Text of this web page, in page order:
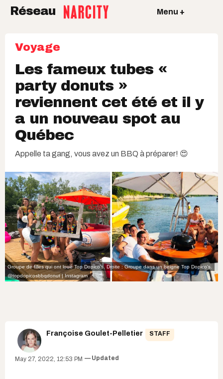
Réseau Menu +
Voyage
Les fameux tubes «
party donuts »
reviennent cet été et il y
a un nouveau spot au
Québec
Appelle ta gang, vous avez un BBQ à préparer! 😍
Groupe de filles qui ont loué Top Dopico's. Droite : Groupe dans un beigne Top Dopico's.
@topdopicosbbqdonut | Instagram
Françoise Goulet-Pelletier STAFF
May 27, 2022, 12:53 PM Updated